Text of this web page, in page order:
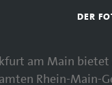
DER
am Main
Rhein-Main-